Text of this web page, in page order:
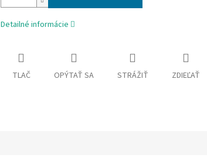
Detailné informácie
TLAČ OPÝTAŤ SA STRÁŽIŤ ZDIEĽAŤ